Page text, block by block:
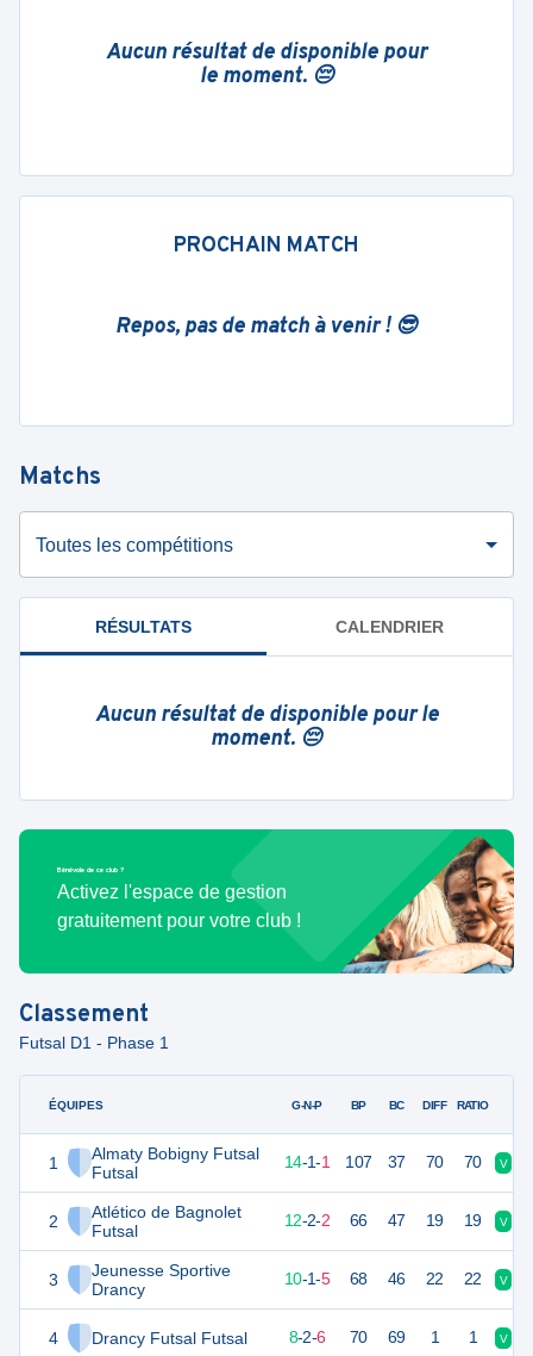
Aucun résultat de disponible pour
le moment. 😔
PROCHAIN MATCH
Repos, pas de match à venir ! 😎
Matchs
Toutes les compétitions
RÉSULTATS CALENDRIER
Aucun résultat de disponible pour le
moment. 😔
Bénévole de ce club ?
Activez l'espace de gestion
gratuitement pour votre club !
Classement
Futsal D1 - Phase 1
ÉQUIPES
1
Almaty Bobigny Futsal
Futsal
2
Atlético de Bagnolet
Futsal
3
Jeunesse Sportive
Drancy
4 Drancy Futsal Futsal
G-N-P BP BC DIFF RATIO
43 16 14-1-1 107 37 70 70 V
38 12-2-2 66 47 19 19 V
31 10-1-5 68 46 22 22 V
26 16 8-2-6 70 69 1 1 V